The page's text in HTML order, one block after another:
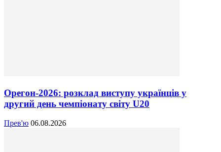
Орегон-2026: розклад виступу українців у
другий день чемпіонату світу U20
Прев'ю 06.08.2026